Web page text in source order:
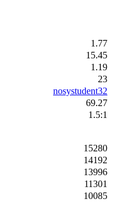
1.77
15.45
1.19
23
nosystudent32
69.27
1.5:1
15280
14192
13996
11301
10085